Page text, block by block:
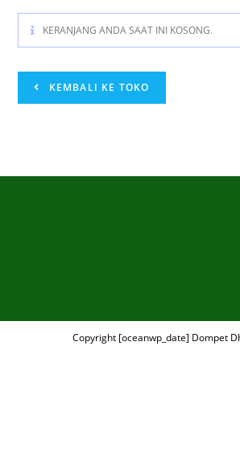
KERANJANG ANDA SAAT INI KOSONG.
KEMBALI KE TOKO
Copyright [oceanwp_date] Dompet